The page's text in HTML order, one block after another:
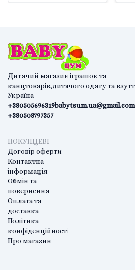
Дитячий магазин іграшок та
канцтоварів,дитячого одягу та
Україна
+380505696319
+380508797357
babytsum.ua@gmail.com
ПОКУПЦЕВІ
Договір оферти
Контактна
інформація
Обмін та
повернення
Оплата та
доставка
Політика
конфіденційності
Про магазин